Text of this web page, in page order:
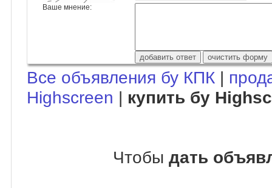
Ваше мнение:
Все объявления бу КПК |
Highscreen | купить бу
Чтобы дать